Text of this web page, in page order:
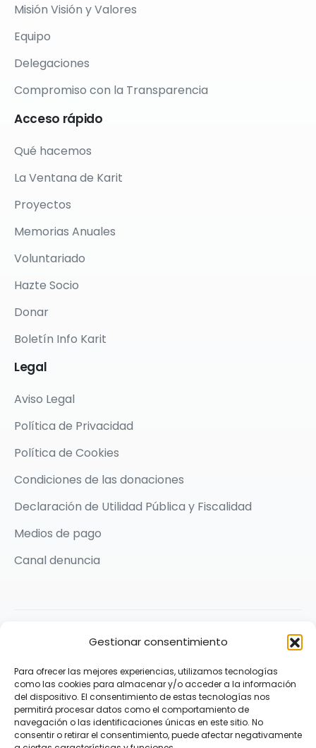
Gestionar consentimiento
Para ofrecer las mejores experiencias, utilizamos tecnologías
como las cookies para almacenar y/o acceder a la información
del dispositivo. El consentimiento de estas tecnologías nos
permitirá procesar datos como el comportamiento de
navegación o las identificaciones únicas en este sitio. No
consentir o retirar el consentimiento, puede afectar negativamente
Misión Visión y Valores
Equipo
Delegaciones
Compromiso con la Transparencia
Acceso rápido
Qué hacemos
La Ventana de Karit
Proyectos
Memorias Anuales
Voluntariado
Hazte Socio
Donar
Boletín Info Karit
Legal
Aviso Legal
Política de Privacidad
Política de Cookies
Condiciones de las donaciones
Declaración de Utilidad Pública y Fiscalidad
Medios de pago
Canal denuncia
Praxis Comunicación
Síguenos